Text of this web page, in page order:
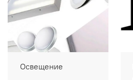
Освещение